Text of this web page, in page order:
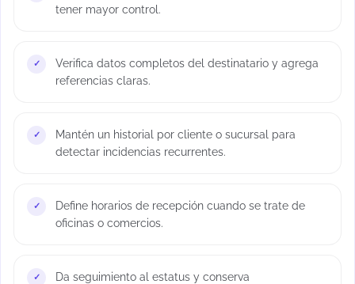
tener mayor control.
Verifica datos completos del destinatario y agrega
referencias claras.
Mantén un historial por cliente o sucursal para
detectar incidencias recurrentes.
Define horarios de recepción cuando se trate de
oficinas o comercios.
Da seguimiento al estatus y conserva